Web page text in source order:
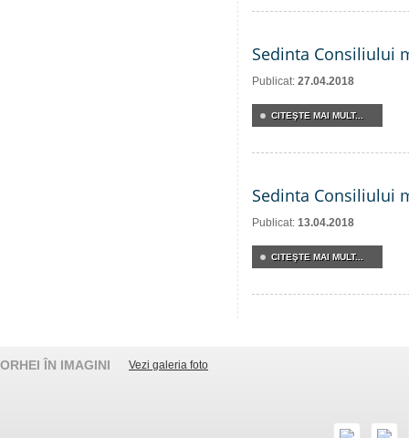
Sedinta Consiliului
Publicat: 27.04.2018
CITEŞTE MAI MULT...
Sedinta Consiliului
Publicat: 13.04.2018
CITEŞTE MAI MULT...
ORHEI ÎN IMAGINI Vezi galeria foto